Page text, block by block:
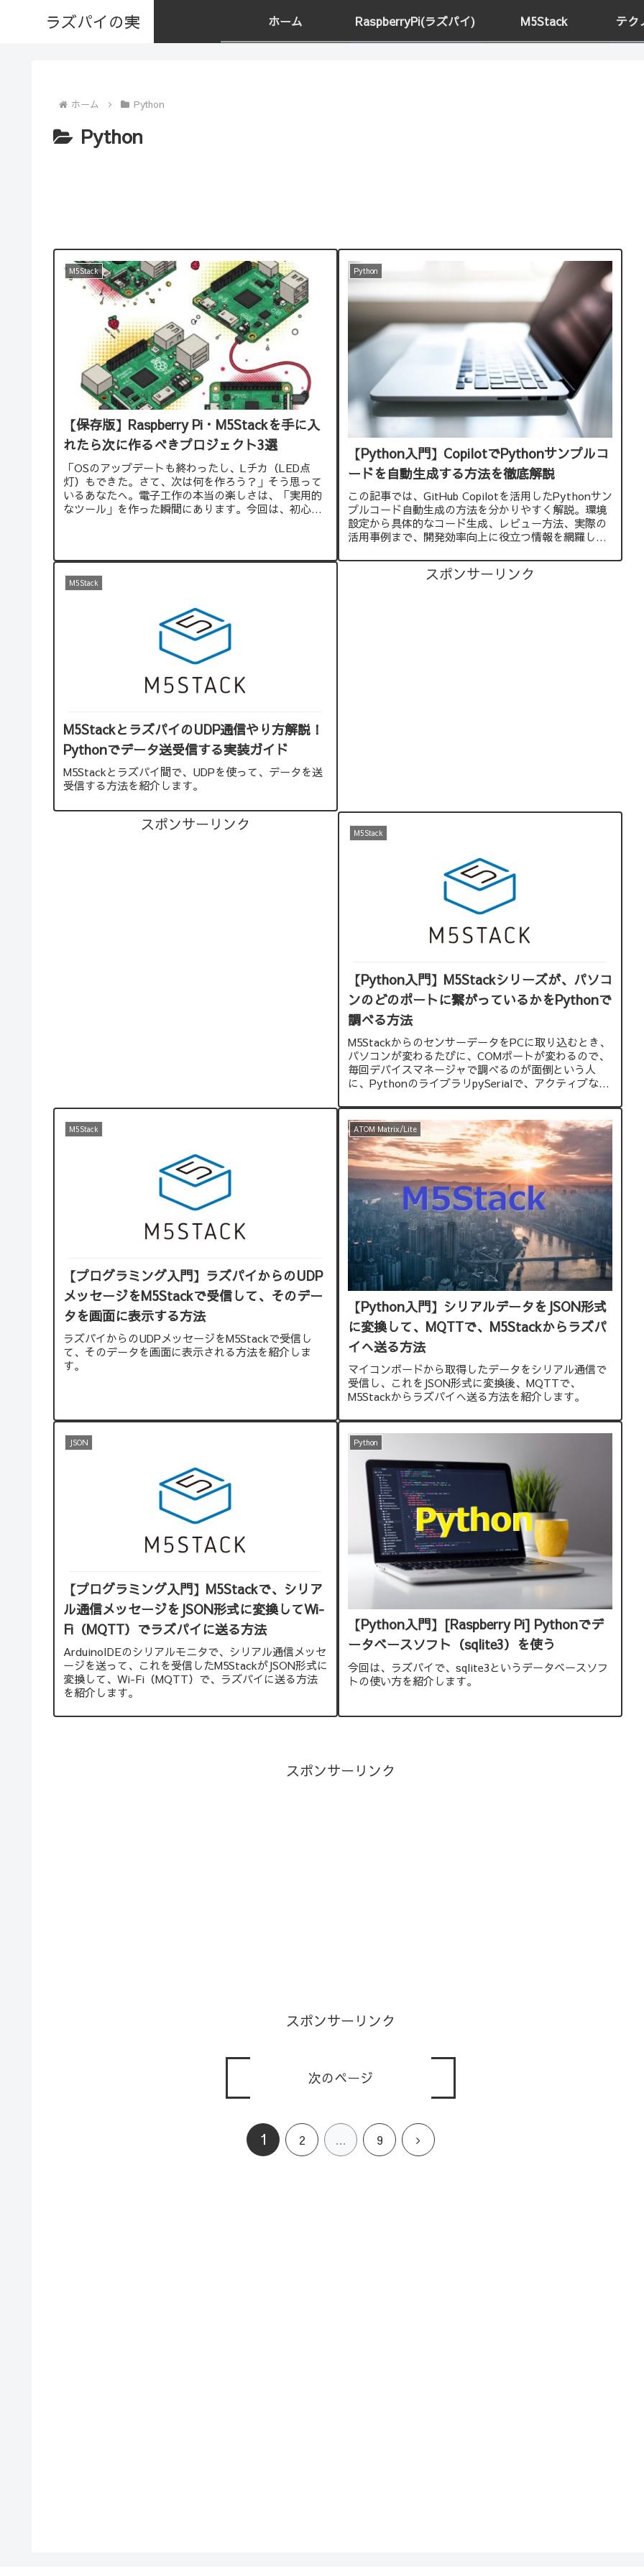
ラズパイの実 ホーム RaspberryPi(ラズパイ) M5Stack テク
ホーム Python
Python
M5Stack
【保存版】Raspberry Pi・M5Stackを手に入
れたら次に作るべきプロジェクト3選
「OSのアップデートも終わったし、Lチカ（LED点
灯）もできた。さて、次は何を作ろう？」そう思って
いるあなたへ。電子工作の本当の楽しさは、「実用的
なツール」を作った瞬間にあります。今回は、初心者
Python
【Python入門】CopilotでPythonサンプルコ
ードを自動生成する方法を徹底解説
この記事では、GitHub Copilotを活用したPythonサン
プルコード自動生成の方法を分かりやすく解説。環境
設定から具体的なコード生成、レビュー方法、実際の
活用事例まで、開発効率向上に役立つ情報を網羅して
M5Stack
M5StackとラズパイのUDP通信やり方解説！
Pythonでデータ送受信する実装ガイド
M5Stackとラズパイ間で、UDPを使って、データを送
受信する方法を紹介します。
スポンサーリンク
スポンサーリンク
M5Stack
【Python入門】M5Stackシリーズが、パソコ
ンのどのポートに繋がっているかをPythonで
調べる方法
M5StackからのセンサーデータをPCに取り込むとき、
パソコンが変わるたびに、COMポートが変わるので、
毎回デバイスマネージャで調べるのが面倒という人
に、PythonのライブラリpySerialで、アクティブなポ
M5Stack
【プログラミング入門】ラズパイからのUDP
メッセージをM5Stackで受信して、そのデー
タを画面に表示する方法
ラズパイからのUDPメッセージをM5Stackで受信し
て、そのデータを画面に表示される方法を紹介しま
す。
ATOM Matrix/Lite
【Python入門】シリアルデータをJSON形式
に変換して、MQTTで、M5Stackからラズパ
イへ送る方法
マイコンボードから取得したデータをシリアル通信で
受信し、これをJSON形式に変換後、MQTTで、
M5Stackからラズパイへ送る方法を紹介します。
JSON
【プログラミング入門】M5Stackで、シリア
ル通信メッセージをJSON形式に変換してWi-
Fi（MQTT）でラズパイに送る方法
ArduinoIDEのシリアルモニタで、シリアル通信メッセ
ージを送って、これを受信したM5StackがJSON形式に
変換して、Wi-Fi（MQTT）で、ラズパイに送る方法
を紹介します。
Python
【Python入門】[Raspberry Pi] Pythonでデ
ータベースソフト（sqlite3）を使う
今回は、ラズパイで、sqlite3というデータベースソフ
トの使い方を紹介します。
スポンサーリンク
スポンサーリンク
次のページ
1 2 … 9
次